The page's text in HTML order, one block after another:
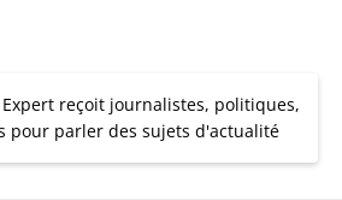
reçoit journalistes, politiques,
pour parler des sujets d'actualité